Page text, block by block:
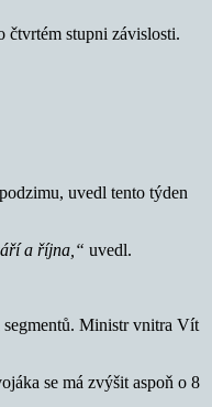
čtvrtém stupni závislosti.
uvedl tento týden
a října,“ uvedl.
segmentů. Ministr vnitra Vít
se má zvýšit aspoň o 8